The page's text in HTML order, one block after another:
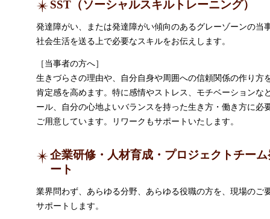
SST（ソーシャルスキルトレーニング）
発達障がい、または発達障がい傾向のあるグレーゾーンの当
社会生活を送る上で必要なスキルをお伝えします。
［当事者の方へ］
生きづらさの理由や、自分自身や周囲への信頼関係の作り方
肯定感を高めます。特に感情やストレス、モチベーションな
ール、自分の心地よいバランスを持った生き方・働き方に必
ご用意しています。リワークもサポートいたします。
企業研修・人材育成・プロジェクトチー
ート
業界問わず、あらゆる分野、あらゆる役職の方を、現場のご
サポートします。